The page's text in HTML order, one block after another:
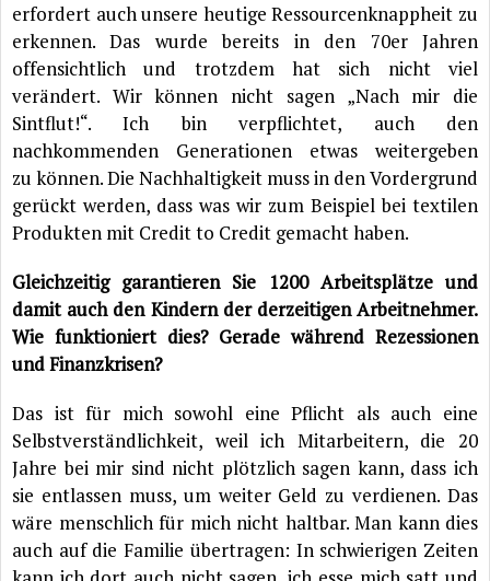
erfordert auch unsere heutige Ressourcenknappheit zu
erkennen. Das wurde bereits in den 70er Jahren
offensichtlich und trotzdem hat sich nicht viel
verändert. Wir können nicht sagen „Nach mir die
Sintflut!“. Ich bin verpflichtet, auch den
nachkommenden Generationen etwas weitergeben
zu können. Die Nachhaltigkeit muss in den Vordergrund
gerückt werden, dass was wir zum Beispiel bei textilen
Produkten mit Credit to Credit gemacht haben.
Gleichzeitig garantieren Sie 1200 Arbeitsplätze und
damit auch den Kindern der derzeitigen Arbeitnehmer.
Wie funktioniert dies? Gerade während Rezessionen
und Finanzkrisen?
Das ist für mich sowohl eine Pflicht als auch eine
Selbstverständlichkeit, weil ich Mitarbeitern, die 20
Jahre bei mir sind nicht plötzlich sagen kann, dass ich
sie entlassen muss, um weiter Geld zu verdienen. Das
wäre menschlich für mich nicht haltbar. Man kann dies
auch auf die Familie übertragen: In schwierigen Zeiten